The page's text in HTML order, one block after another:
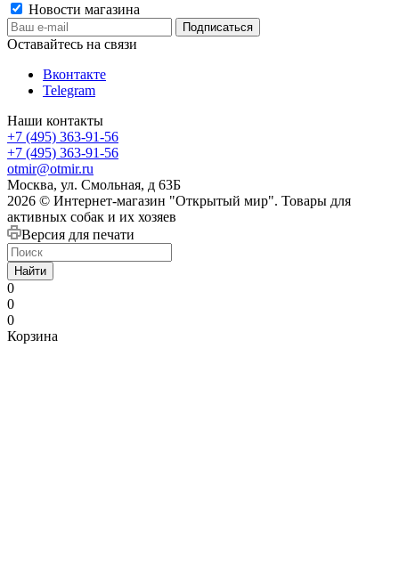
Новости магазина
Оставайтесь на связи
Вконтакте
Telegram
Наши контакты
+7 (495) 363-91-56
+7 (495) 363-91-56
otmir@otmir.ru
Москва, ул. Смольная, д 63Б
2026 © Интернет-магазин "Открытый мир". Товары для
активных собак и их хозяев
Версия для печати
Найти
0
0
0
Корзина